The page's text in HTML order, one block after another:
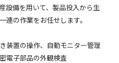
設備を用いて、製品投入から生
連の作業をお任せします。
要
装置の操作、自動モニター管理
電子部品の外観検査